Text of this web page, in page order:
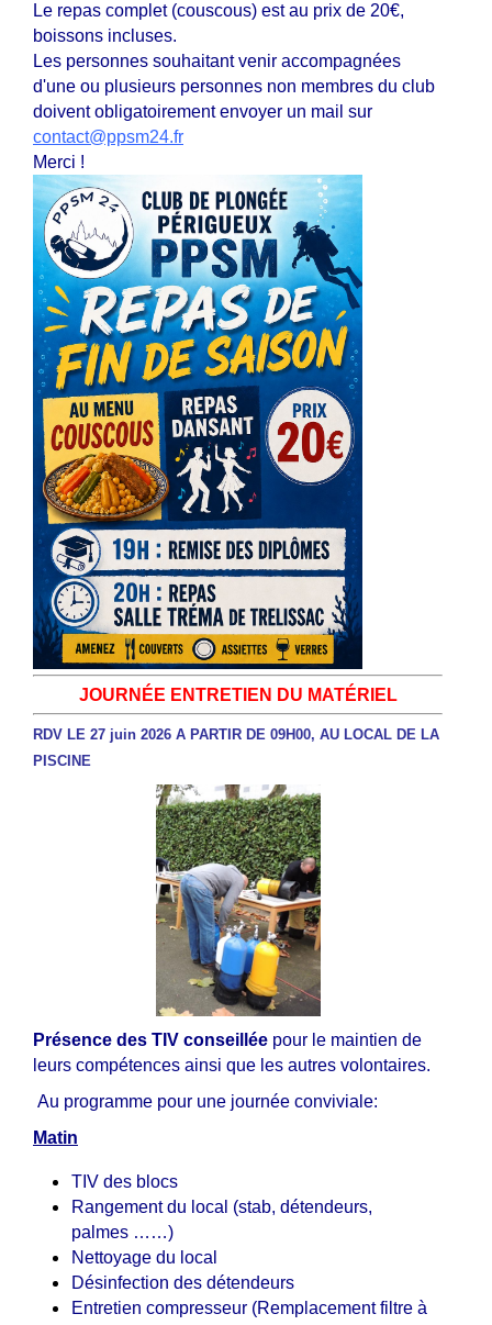
Le repas complet (couscous) estau prix de 20€,
boissons incluses.
Les personnes souhaitant venir accompagnées
d'une ou plusieurs personnes non membres du club
doivent obligatoirement envoyer un mail sur
contact@ppsm24.fr
Merci !
JOURNÉE ENTRETIEN DU MATÉRIEL
RDV LE 27 juin 2026 A PARTIR DE 09H00, AU LOCAL DE LA
PISCINE
Présence des TIV conseillée pour le maintien de
leurs compétences ainsi que les autres volontaires.
Au programme pour une journée conviviale:
Matin
TIV des blocs
Rangement du local (stab, détendeurs,
palmes ……)
Nettoyage du local
Désinfection des détendeurs
Entretien compresseur (Remplacement filtre à